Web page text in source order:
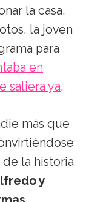
la casa.
la joven
para
en
saliera ya.
más que
la historia
y